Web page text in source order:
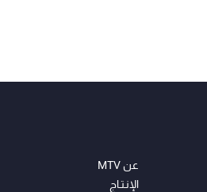
عن MTV
الإنـتـاج